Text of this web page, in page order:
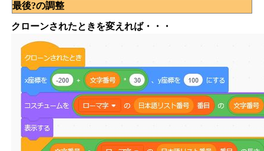
最後?の調整
クローンされたときを変えれば・・・